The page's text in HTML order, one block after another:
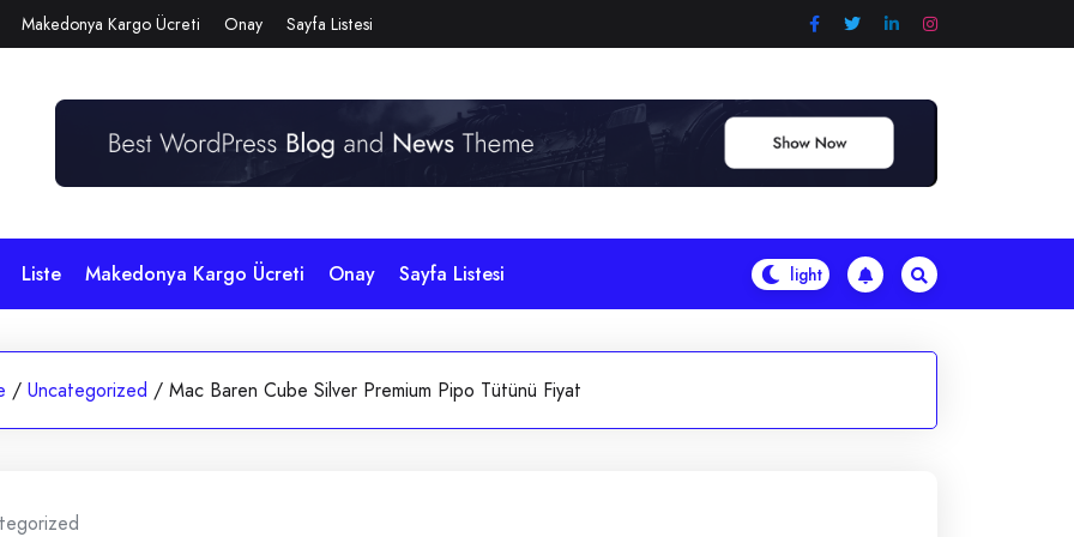
Makedonya Kargo Ücreti Onay Sayfa Listesi
Liste Makedonya Kargo Ücreti Onay Sayfa Listesi
/ Uncategorized / Mac Baren Cube Silver Premium Pipo Tütünü Fiyat